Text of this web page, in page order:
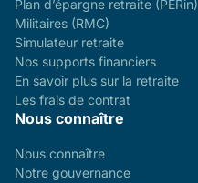
Plan d’épargne retraite (PERin)
Militaires (RMC)
Simulateur retraite
Nos supports financiers
En savoir plus sur la retraite
Les frais de contrat
Nous connaître
Nous connaître
Notre gouvernance